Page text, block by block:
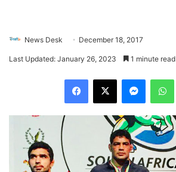
News Desk December 18, 2017
Last Updated: January 26, 2023 1 minute read